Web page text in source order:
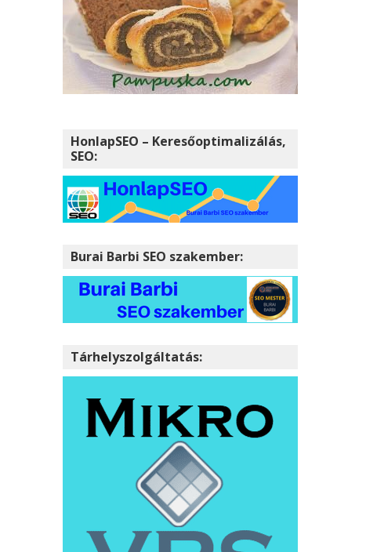
HonlapSEO – Keresőoptimalizálás,
SEO:
Burai Barbi SEO szakember:
Tárhelyszolgáltatás: